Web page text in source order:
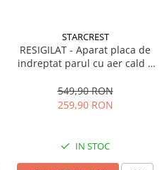
STARCREST
RESIGILAT - Aparat placa de
indreptat parul cu aer cald 2
1300 W, Uscare si indreptare,
Afisaj LCD, Tehnologie cu ioni
549,90 RON
259,90 RON
IN STOC